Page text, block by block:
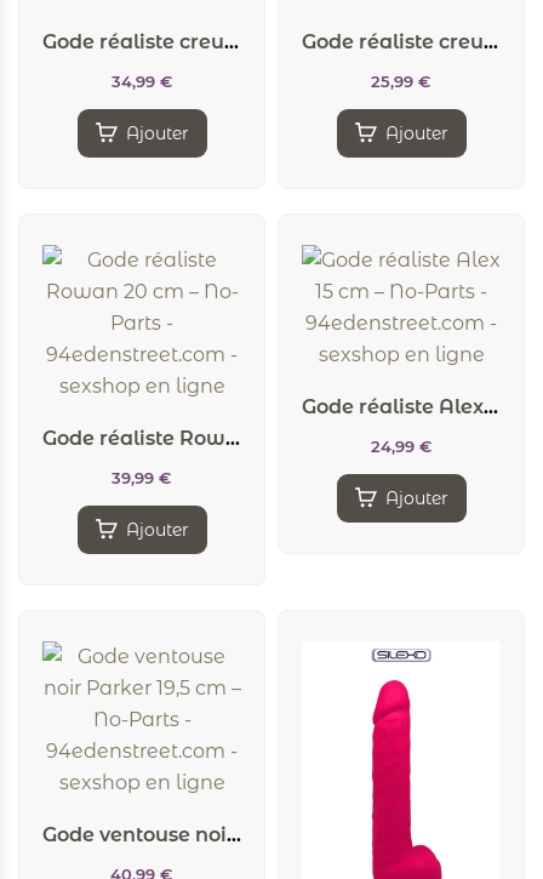
Gode réaliste creux Cameron 22cm – No-Parts
34,99 €
Ajouter
Gode réaliste creux James 15 cm – No-Parts
25,99 €
Ajouter
Gode réaliste Rowan 20 cm – No-Parts
39,99 €
Ajouter
Gode réaliste Alex 15 cm – No-Parts
24,99 €
Ajouter
Gode ventouse noir Parker 19,5 cm – No-Parts
40,99 €